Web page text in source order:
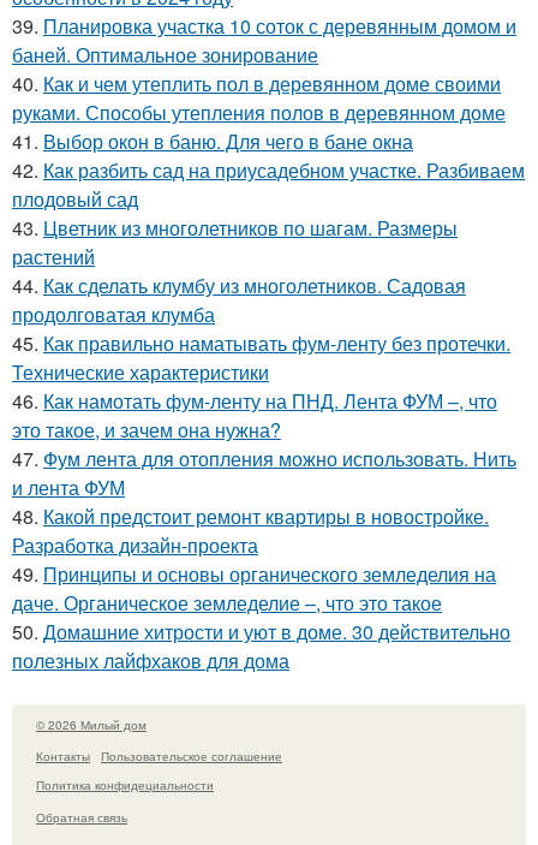
39. Планировка участка 10 соток с деревянным домом и
баней. Оптимальное зонирование
40. Как и чем утеплить пол в деревянном доме своими
руками. Способы утепления полов в деревянном доме
41. Выбор окон в баню. Для чего в бане окна
42. Как разбить сад на приусадебном участке. Разбиваем
плодовый сад
43. Цветник из многолетников по шагам. Размеры
растений
44. Как сделать клумбу из многолетников. Садовая
продолговатая клумба
45. Как правильно наматывать фум-ленту без протечки.
Технические характеристики
46. Как намотать фум-ленту на ПНД. Лента ФУМ –, что
это такое, и зачем она нужна?
47. Фум лента для отопления можно использовать. Нить
и лента ФУМ
48. Какой предстоит ремонт квартиры в новостройке.
Разработка дизайн-проекта
49. Принципы и основы органического земледелия на
даче. Органическое земледелие –, что это такое
50. Домашние хитрости и уют в доме. 30 действительно
полезных лайфхаков для дома
© 2026 Милый дом
Контакты
Пользовательское соглашение
Политика конфидециальности
Обратная связь